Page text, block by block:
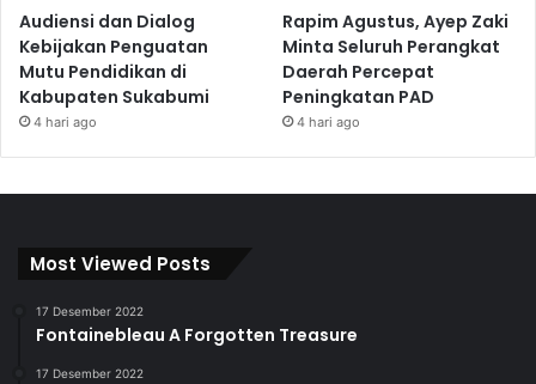
Audiensi dan Dialog
Kebijakan Penguatan
Mutu Pendidikan di
Kabupaten Sukabumi
4 hari ago
Rapim Agustus, Ayep Zaki
Minta Seluruh Perangkat
Daerah Percepat
Peningkatan PAD
4 hari ago
Most Viewed Posts
17 Desember 2022
Fontainebleau A Forgotten Treasure
17 Desember 2022